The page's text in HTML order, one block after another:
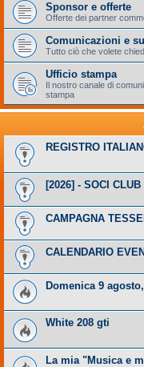
Sponsor e offerte
Offerte dei partner
Comunicazioni e
Tutto ciò che volete
Ufficio stampa
Il nostro canale di
stampa
REGISTRO
[2026] - SOCI CLUB
CAMPAGNA
CALENDARIO
Domenica 9
White 208 gti
La mia "Musica e